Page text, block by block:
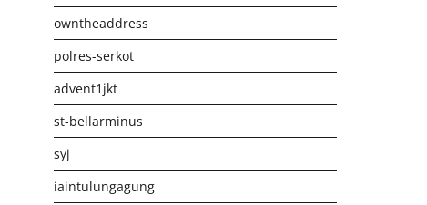
owntheaddress
polres-serkot
advent1jkt
st-bellarminus
syj
iaintulungagung